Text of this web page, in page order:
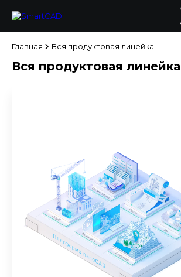
Главная Вся продуктовая линейка
Вся продуктовая линейка